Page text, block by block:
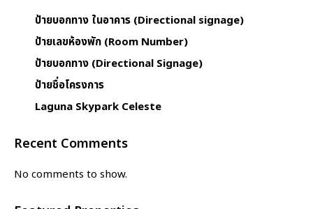
ป้ายบอกทาง ในอาคาร (Directional signage)
ป้ายเลขห้องพัก (Room Number)
ป้ายบอกทาง (Directional Signage)
ป้ายชื่อโครงการ
Laguna Skypark Celeste
Recent Comments
No comments to show.